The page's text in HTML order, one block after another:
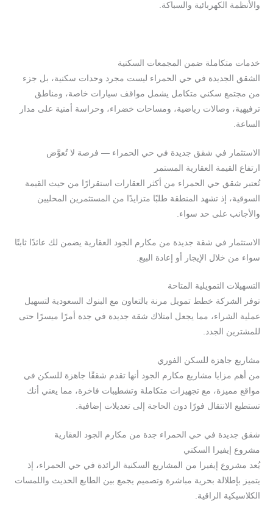
والأنظمة الكهربائية والسباكة.
خدمات متكاملة ضمن المجمعات السكنية
الشقق الجديدة في حي الحمراء ليست مجرد وحدات سكنية، بل جزء
من مجتمع سكني متكامل يشمل مواقف سيارات خاصة، ومناطق
ترفيهية، وصالات رياضية، ومساحات خضراء، وحراسة أمنية على مدار
الساعة.
الاستثمار في شقق جديدة في حي الحمراء — فرصة لا تُعوَّض
ارتفاع القيمة العقارية المستمر
تُعتبر شقق حي الحمراء من أكثر العقارات استقرارًا من حيث القيمة
السوقية، إذ تشهد المنطقة طلبًا متزايدًا من المستثمرين المحليين
والأجانب على حد سواء.
الاستثمار في شقة جديدة من مكارم الجود العقارية يضمن لك عائدًا ثابتًا
سواء من خلال الإيجار أو إعادة البيع.
التسهيلات التمويلية المتاحة
توفر الشركة خطط تمويل مرنة بالتعاون مع البنوك السعودية لتسهيل
عملية الشراء، مما يجعل امتلاك شقة جديدة في جدة أمرًا ميسرًا حتى
للمشترين الجدد.
مشاريع جاهزة للسكن الفوري
من أهم مزايا مشاريع مكارم الجود أنها تقدم شققًا جاهزة للسكن في
مواقع مميزة، مع تجهيزات متكاملة وتشطيبات فاخرة، مما يعني أنك
تستطيع الانتقال فورًا دون الحاجة إلى تعديلات إضافية.
شقق جديدة في حي الحمراء جدة من مكارم الجود العقارية
مشروع إيفيرا السكني
يُعد مشروع إيفيرا من المشاريع السكنية الرائدة في حي الحمراء، إذ
يتميز بإطلالة بحرية مباشرة وتصميم يجمع بين الطابع الحديث واللمسات
الكلاسيكية الراقية.